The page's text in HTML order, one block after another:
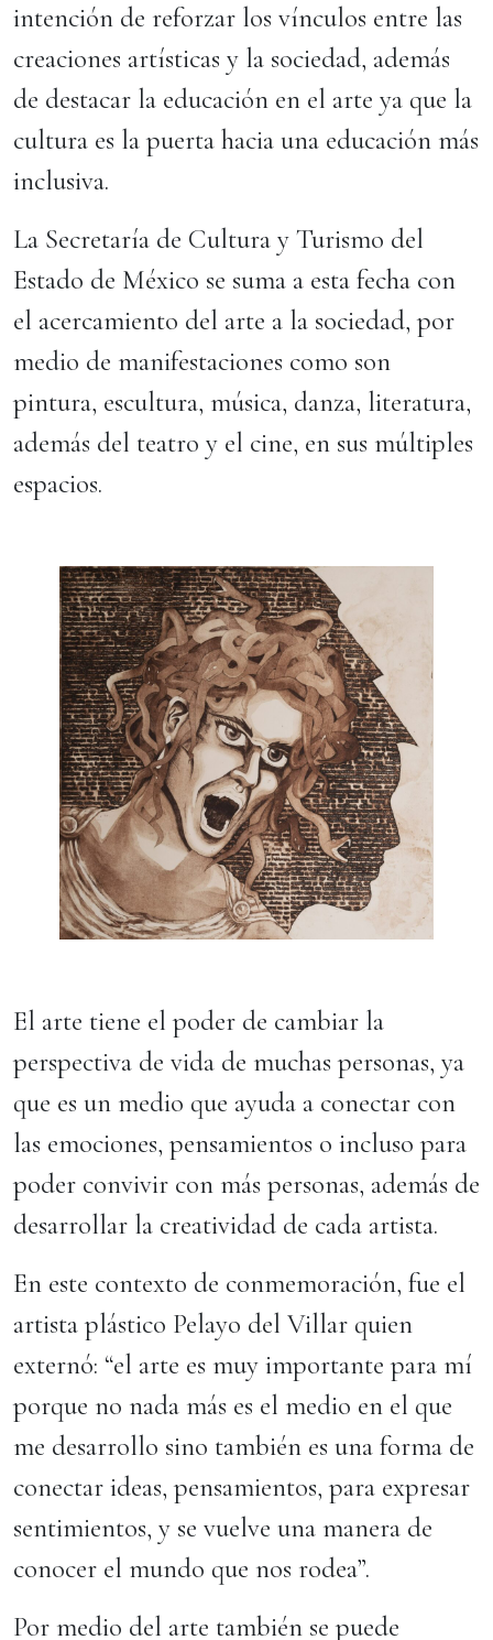
intención de reforzar los vínculos entre las
creaciones artísticas y la sociedad, además
de destacar la educación en el arte ya que la
cultura es la puerta hacia una educación más
inclusiva.
La Secretaría de Cultura y Turismo del
Estado de México se suma a esta fecha con
el acercamiento del arte a la sociedad, por
medio de manifestaciones como son
pintura, escultura, música, danza, literatura,
además del teatro y el cine, en sus múltiples
espacios.
El arte tiene el poder de cambiar la
perspectiva de vida de muchas personas, ya
que es un medio que ayuda a conectar con
las emociones, pensamientos o incluso para
poder convivir con más personas, además de
desarrollar la creatividad de cada artista.
En este contexto de conmemoración, fue el
artista plástico Pelayo del Villar quien
externó: “el arte es muy importante para mí
porque no nada más es el medio en el que
me desarrollo sino también es una forma de
conectar ideas, pensamientos, para expresar
sentimientos, y se vuelve una manera de
conocer el mundo que nos rodea”.
Por medio del arte también se puede